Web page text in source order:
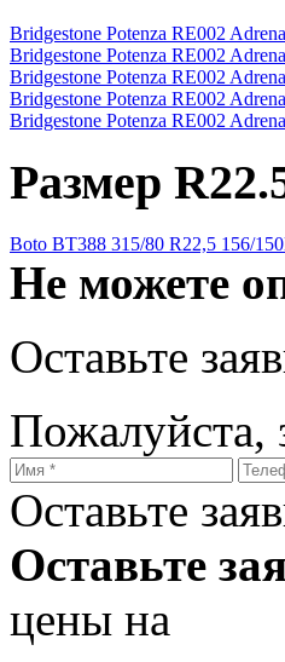
Bridgestone Potenza RE002
Bridgestone Potenza RE002
Bridgestone Potenza RE002
Bridgestone Potenza RE002
Bridgestone Potenza RE002
Размер
Boto BT388 315/80 R22,5 156/
Не можете
Оставьте
Пожалуйста,
Оставьте
Оставьте
цены на